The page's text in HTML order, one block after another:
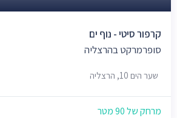
קרפור סיטי - נוף ים
סופרמרקט בהרצליה
שער הים 10, הרצליה
מרחק של 90 מטר